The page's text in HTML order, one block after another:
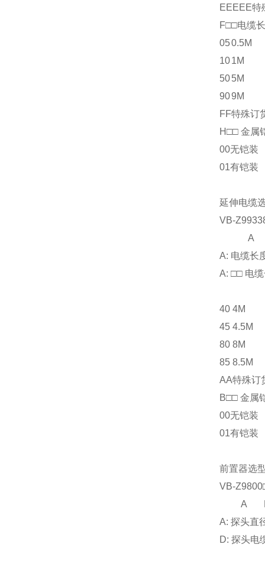
EEEEE特
F□□
050.5M
101M
505M
909M
FF特殊订
H□□ 金属
00无铠装
01有铠装
延伸电缆
VB-
A
A: 电缆长
A: □□
40 4M
45 4.5M
80 8M
85 8.5M
AA特殊订
B□□ 金属
00无铠装
01有铠装
前置器选
VB-
A
A: 探头直
D: 探头电